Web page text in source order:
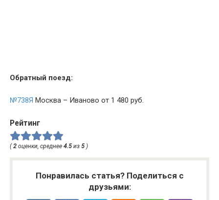
Обратный поезд:
№738Я Москва – Иваново от 1 480 руб.
Рейтинг
(2 оценки, среднее 4.5 из 5 )
Понравилась статья? Поделиться с
друзьями: